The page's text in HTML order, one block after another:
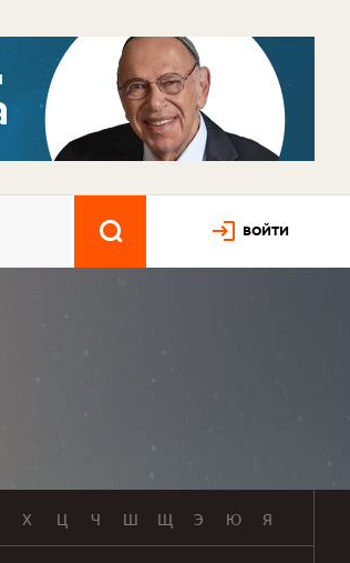
ВОЙТИ
Х Ц Ч Ш Щ Э Ю Я